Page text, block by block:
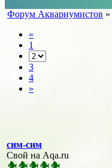
Форум Аквариумистов »
«
1
3
4
»
сим-сим
Свой на Aqa.ru